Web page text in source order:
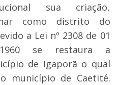
sua criação,
como distrito do
a Lei nº 2308 de 01
se restaura a
de Igaporã o qual
município de Caetité.